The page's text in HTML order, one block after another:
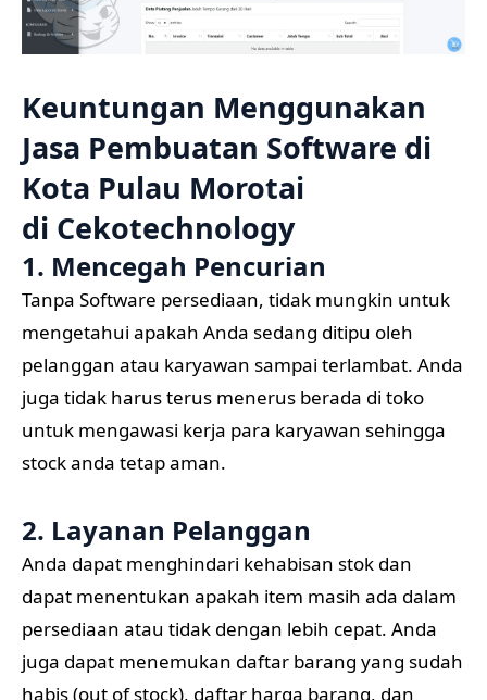
Keuntungan Menggunakan
Jasa Pembuatan Software di
Kota Pulau Morotai
di Cekotechnology
1. Mencegah Pencurian
Tanpa Software persediaan, tidak mungkin untuk
mengetahui apakah Anda sedang ditipu oleh
pelanggan atau karyawan sampai terlambat. Anda
juga tidak harus terus menerus berada di toko
untuk mengawasi kerja para karyawan sehingga
stock anda tetap aman.
2. Layanan Pelanggan
Anda dapat menghindari kehabisan stok dan
dapat menentukan apakah item masih ada dalam
persediaan atau tidak dengan lebih cepat. Anda
juga dapat menemukan daftar barang yang sudah
habis (out of stock), daftar harga barang, dan